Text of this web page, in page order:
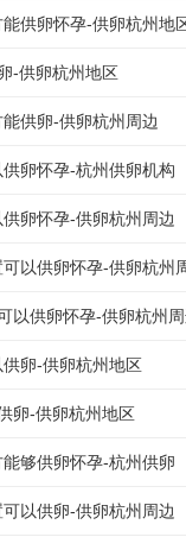
供卵怀孕-供卵杭州地
-供卵杭州地区
供卵-供卵杭州周边
卵怀孕-杭州供卵机构
卵怀孕-供卵杭州周边
以供卵怀孕-供卵杭州
以供卵怀孕-供卵杭州周
卵-供卵杭州地区
卵-供卵杭州地区
够供卵怀孕-杭州供卵
以供卵-供卵杭州周边